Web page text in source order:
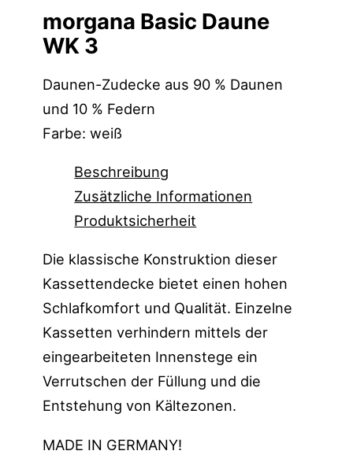
morgana Basic Daune
WK 3
Daunen-Zudecke aus 90 % Daunen
und 10 % Federn
Farbe: weiß
Beschreibung
Zusätzliche Informationen
Produktsicherheit
Die klassische Konstruktion dieser
Kassettendecke bietet einen hohen
Schlafkomfort und Qualität. Einzelne
Kassetten verhindern mittels der
eingearbeiteten Innenstege ein
Verrutschen der Füllung und die
Entstehung von Kältezonen.
MADE IN GERMANY!